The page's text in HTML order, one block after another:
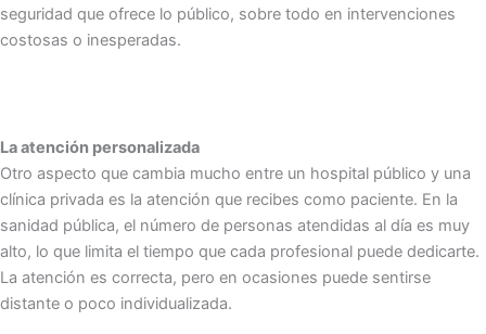
seguridad que ofrece lo público, sobre todo en intervenciones
costosas o inesperadas.
La atención personalizada
Otro aspecto que cambia mucho entre un hospital público y una
clínica privada es la atención que recibes como paciente. En la
sanidad pública, el número de personas atendidas al día es muy
alto, lo que limita el tiempo que cada profesional puede dedicarte.
La atención es correcta, pero en ocasiones puede sentirse
distante o poco individualizada.